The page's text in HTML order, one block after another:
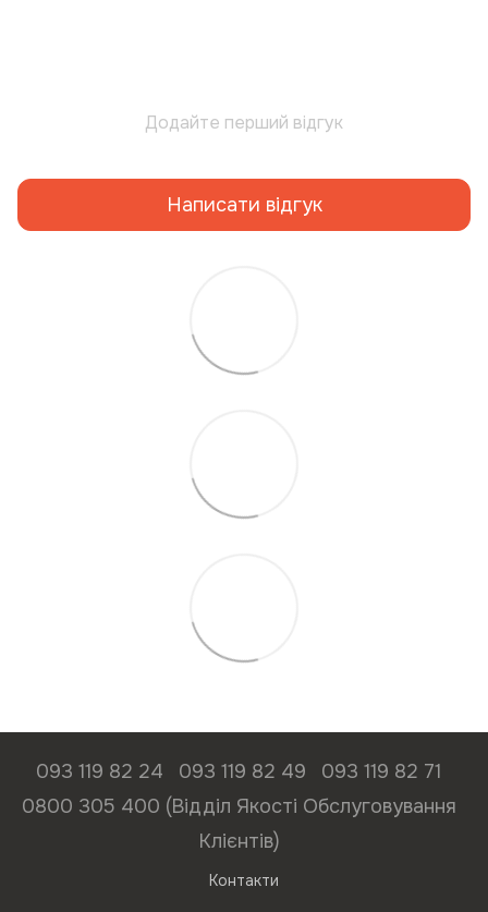
Додайте перший відгук
Написати відгук
093 119 82 24 093 119 82 49
093 119 82 71
0800 305 400 (Відділ Якості Обслуговування
Клієнтів)
Контакти